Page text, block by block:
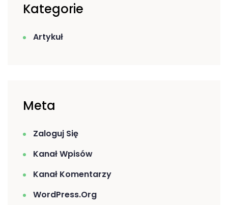
Kategorie
Artykuł
Meta
Zaloguj Się
Kanał Wpisów
Kanał Komentarzy
WordPress.org